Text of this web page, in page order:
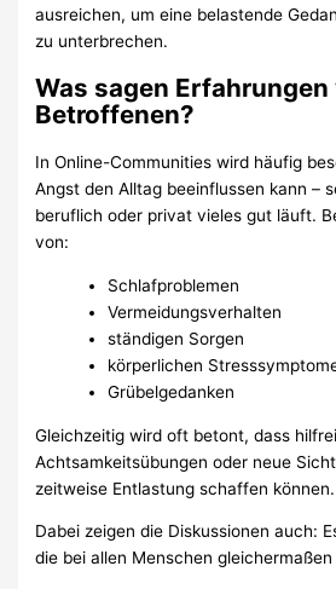
ausreichen, um eine belastende
zu unterbrechen.
Was sagen Erfahrungen
Betroffenen?
In Online-Communities wird häufig
Angst den Alltag beeinflussen kann –
beruflich oder privat vieles gut läuft.
von:
Schlafproblemen
Vermeidungsverhalten
ständigen Sorgen
körperlichen
Grübelgedanken
Gleichzeitig wird oft betont, dass
Achtsamkeitsübungen oder neue
zeitweise Entlastung schaffen
Dabei zeigen die Diskussionen auch:
die bei allen Menschen